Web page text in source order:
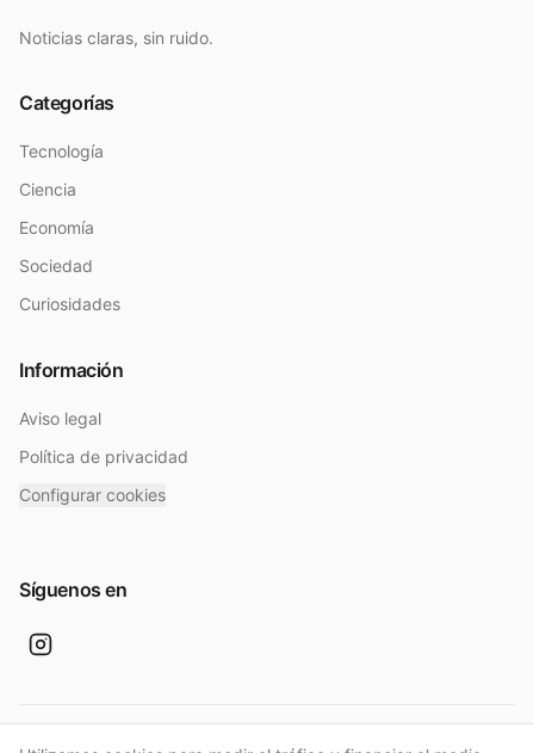
Noticias claras, sin ruido.
Categorías
Tecnología
Ciencia
Economía
Sociedad
Curiosidades
Información
Aviso legal
Política de privacidad
Configurar cookies
Síguenos en